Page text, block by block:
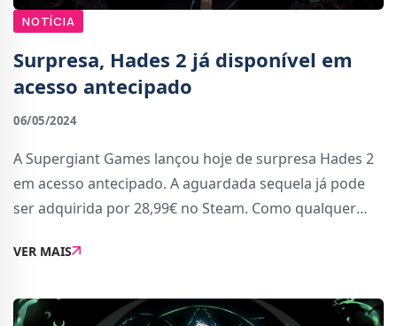
NOTÍCIA
Surpresa, Hades 2 já disponível em
acesso antecipado
06/05/2024
A Supergiant Games lançou hoje de surpresa Hades 2
em acesso antecipado. A aguardada sequela já pode
ser adquirida por 28,99€ no Steam. Como qualquer
não é a versão final. A Supergiant Games va
VER MAIS